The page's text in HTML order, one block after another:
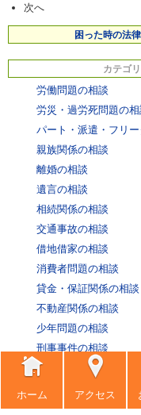
次へ
困った時の法
カテゴ
労働問題の相談
労災・過労死問題の相
パート・派遣・フリー
親族関係の相談
離婚の相談
遺言の相談
相続関係の相談
交通事故の相談
借地借家の相談
消費者問題の相談
貸金・保証関係の相談
不動産関係の相談
少年問題の相談
刑事事件の相談
医療過誤問題の相談
その他の相談.
悪徳商法撃退10のケ
ホーム アクセス